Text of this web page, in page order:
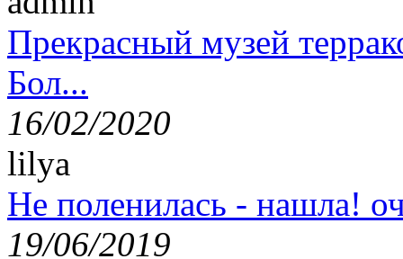
Прекрасный музей
Бол...
16/02/2020
lilya
Не поленилась - нашла!
19/06/2019